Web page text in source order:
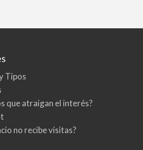
Tipos
que atraigan el interés?
no recibe visitas?